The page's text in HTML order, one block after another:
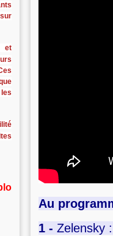
Au
1 - Zelensky